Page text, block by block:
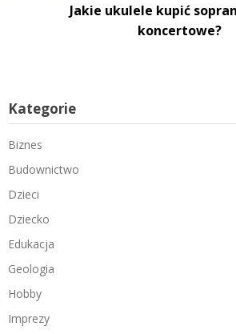
Jakie ukulele kupić
koncertowe?
Kategorie
Biznes
Budownictwo
Dzieci
Dziecko
Edukacja
Geologia
Hobby
Imprezy